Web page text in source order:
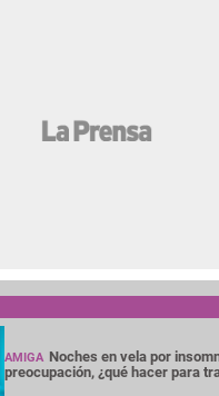
AMIGA Noches en vela por
preocupación, ¿qué hacer para